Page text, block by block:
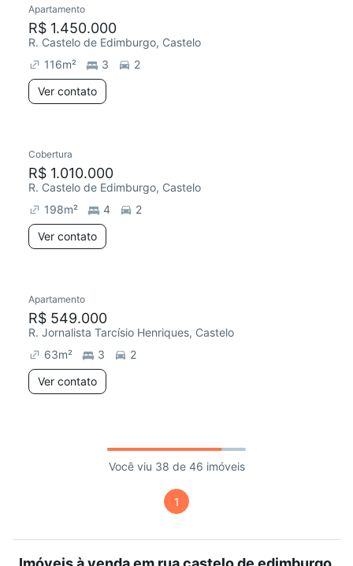
Apartamento
R$ 1.450.000
R. Castelo de Edimburgo, Castelo
116m² 3
2
Ver contato
Cobertura
R$ 1.010.000
R. Castelo de Edimburgo, Castelo
198m² 4
2
Ver contato
Apartamento
R$ 549.000
R. Jornalista Tarcísio Henriques, Castelo
63m² 3
2
Ver contato
Você viu 38 de 46 imóveis
1